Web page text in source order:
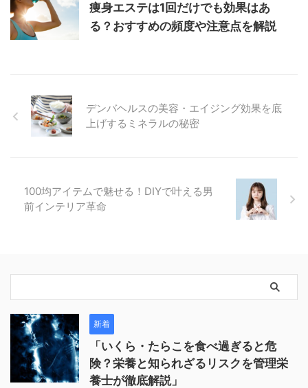
痩身エステは1回だけでも効果はあ
る？おすすめの頻度や注意点を解説
デンバヘルスの美容・エイジング効果を底
上げするミネラルの秘密
100均アイテムで魅せる！DIYで叶える男
前インテリア革命
新着
「いくら・たらこを食べ過ぎると危
険？栄養と知られざるリスクを管理栄
養士が徹底解説」